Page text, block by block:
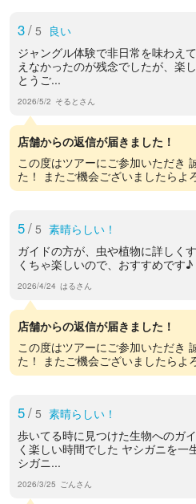
3/ 5 良い
ジャングル体験で非日常を味わえ
えなかったのが残念でしたが、楽
とうご...
2026/5/2 そるとさん
店舗からの返信が届きました！
この度はツアーにご参加いただき
た！ またご機会ございましたらよ
5/ 5 素晴らしい！
ガイドの方が、虫や植物に詳しく
くちゃ楽しいので、おすすめです♪
2026/4/24 はるさん
店舗からの返信が届きました！
この度はツアーにご参加いただき
た！ またご機会ございましたらよ
5/ 5 素晴らしい！
歩いてる時に見つけた生物へのガ
く楽しい時間でした ヤシガニを一
シガニ...
2026/3/25 ごんさん